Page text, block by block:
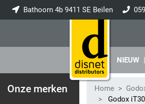
Bathoorn 4b 9411 SE Beilen
NIEUW |
Onze merken Home
Godox